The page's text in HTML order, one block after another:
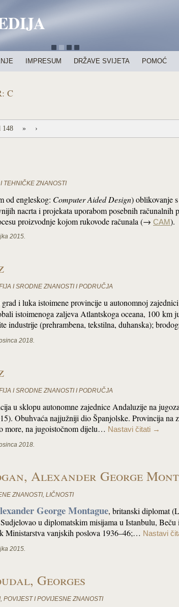
IMPRESUM DRŽAVE SVIJETA POMOĆ
C
148 » ›
TEHNIČKE ZNANOSTI
od engleskog: Computer Aided Design) oblikovanje
nacrta i projekata uporabom posebnih računalnih
proizvodnje kojom rukovode računala (→ CAM).
2015.
I SRODNE ZNANOSTI I PODRUČJA
i luka istoimene provincije u autonomnoj
istoimenoga zaljeva Atlantskoga oceana, 100 km
industrije (prehrambena, tekstilna, duhanska);
2018.
I SRODNE ZNANOSTI I PODRUČJA
u sklopu autonomne zajednice Andaluzije na
Obuhvaća najjužniji dio Španjolske. Provincija na
more, na jugoistočnom dijelu… Nastavi čitati →
2018.
Alexander George
ZNANOSTI, LIČNOSTI
George Montague, britanski diplomat
u diplomatskim misijama u Istanbulu,
Ministarstva vanjskih poslova 1936–46;… Nastavi
2015.
Georges
, POVIJEST I POVIJESNE ZNANOSTI